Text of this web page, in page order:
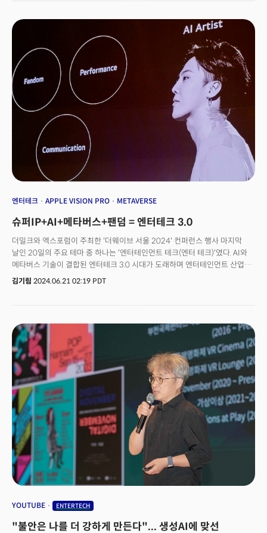
공간을 개장하고 관련 투어를 여는 등 사업에 박차를 가하고 있다.
엔터테크 APPLE VISION PRO METAVERSE
슈퍼IP+AI+메타버스+팬덤 = 엔터테크 3.0
더밀크와 엑스포럼이 주최한 '더웨이브 서울 2024' 컨퍼런스 행사 마지막
날인 20일의 주요 테마 중 하나는 '엔터테인먼트 테크(엔터 테크)'였다. AI와
메타버스 기술이 결합된 엔터테크 3.0 시대가 도래하며 엔터테인먼트 산업은
혁신적인 변화를 맞설 준비를 하고 있다.강연자로 나선 류정혜
산업에 가져올 변화와 그 중요성을 강조했다.
김기림 2024.06.21 02:19 PDT
YOUTUBE ENTERTECH
"불안은 나를 더 강하게 만든다"... 생성AI에 맞선